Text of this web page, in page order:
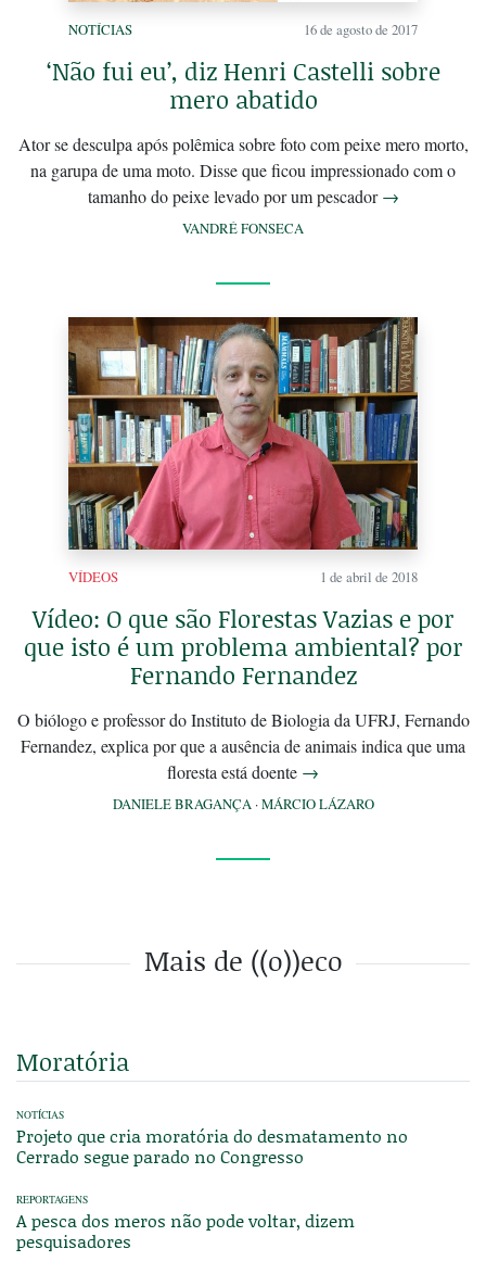
NOTÍCIAS 16 de agosto de 2017
‘Não fui eu’, diz Henri Castelli sobre
mero abatido
Ator se desculpa após polêmica sobre foto com peixe mero morto,
na garupa de uma moto. Disse que ficou impressionado com o
tamanho do peixe levado por um pescador→
VANDRÉ FONSECA
VÍDEOS 1 de abril de 2018
Vídeo: O que são Florestas Vazias e por
que isto é um problema ambiental? por
Fernando Fernandez
O biólogo e professor do Instituto de Biologia da UFRJ, Fernando
Fernandez, explica por que a ausência de animais indica que uma
floresta está doente →
DANIELE BRAGANÇA·MÁRCIO LÁZARO
Mais de ((o))eco
Moratória
NOTÍCIAS
Projeto que cria moratória do desmatamento no
Cerrado segue parado no Congresso
REPORTAGENS
A pesca dos meros não pode voltar, dizem
pesquisadores